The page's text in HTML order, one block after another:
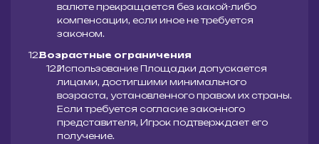
валюте прекращается без какой-либо
компенсации, если иное не требуется
законом.
Возрастные ограничения
Использование Площадки допускается
лицами, достигшими минимального
возраста, установленного правом их страны.
Если требуется согласие законного
представителя, Игрок подтверждает его
получение.